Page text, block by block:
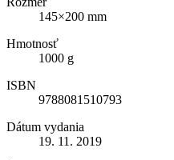
145×200 mm
Hmotnosť
1000 g
ISBN
9788081510793
Dátum vydania
19. 11. 2019